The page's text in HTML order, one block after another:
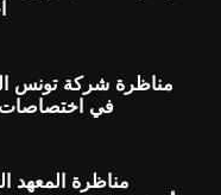
في اختصاصات
مناظرة المعهد